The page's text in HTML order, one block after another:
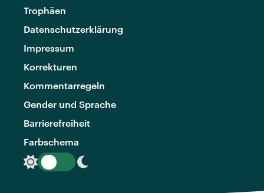
Trophäen
Datenschutzerklärung
Impressum
Korrekturen
Kommentarregeln
Gender und Sprache
Barrierefreiheit
Farbschema